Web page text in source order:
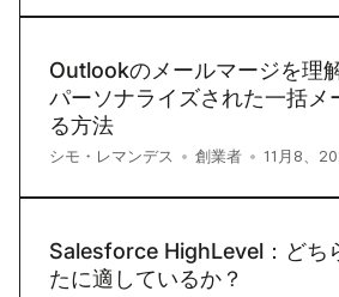
Outlookのメールマージを理
パーソナライズされた一括メ
る方法
シモ・レマンデス • 創業者 • 11月8、
Salesforce HighLevel：どち
たに適しているか？